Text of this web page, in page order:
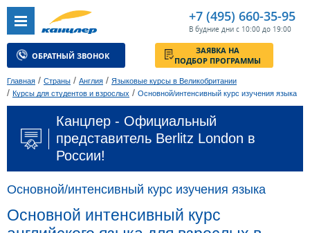
+7 (495) 660-35-95
В будние дни с 10:00 до 19:00
ОБРАТНЫЙ ЗВОНОК
ЗАЯВКА НА
ПОДБОР ПРОГРАММЫ
Главная / Страны / Англия / Языковые курсы в Великобритании
/ Курсы для студентов и взрослых / Основной/интенсивный курс изучения языка
Канцлер - Официальный
представитель Berlitz London в
России!
Основной/интенсивный курс изучения языка
Основной интенсивный курс